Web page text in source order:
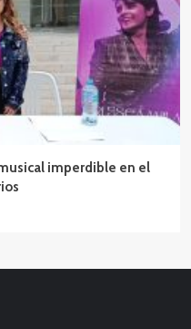
imperdible en el